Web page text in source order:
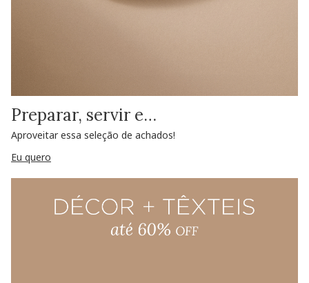
Preparar, servir e…
Aproveitar essa seleção de achados!
Eu quero